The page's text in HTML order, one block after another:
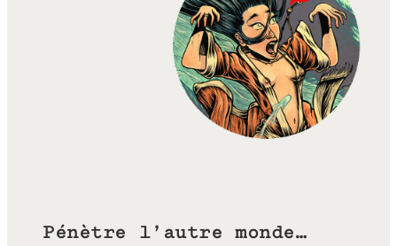
Pénètre l’autre monde…